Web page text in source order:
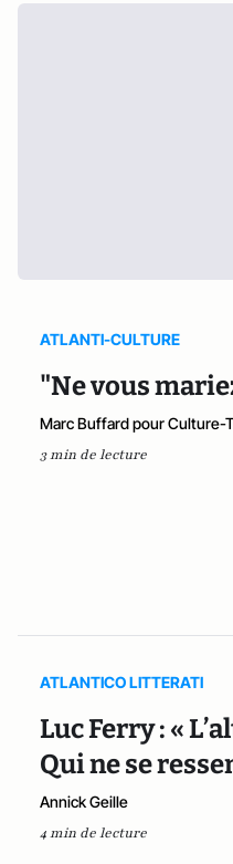
ATLANTI-CULTURE
"Ne vous
Marc Buffard pour Culture-
3 min de lecture
ATLANTICO LITTERATI
Luc Ferry : «
Qui ne se
Annick Geille
4 min de lecture